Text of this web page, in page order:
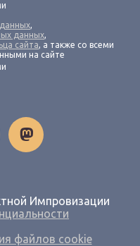
,
данных,
сайта, а также со всеми
на сайте
Импровизации
файлов cookie